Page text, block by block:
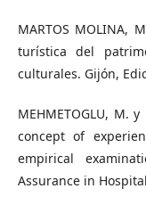
MARTOS MOLINA,
turística del
culturales. Gijón,
MEHMETOGLU, M.
concept of
empirical
Assurance in